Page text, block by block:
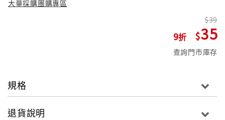
大量採購團購專區
9
39
35
查詢門市庫存
規格
退貨說明